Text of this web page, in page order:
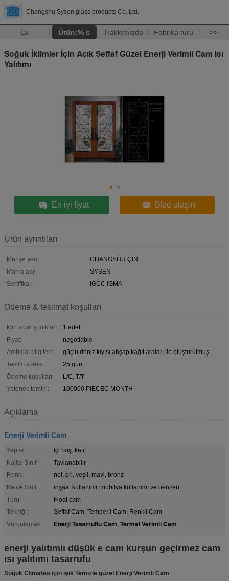
Changshu Sysen glass products Co. Ltd.
Ev Ürün:% s Hakkımızda Fabrika turu >>
Soğuk İklimler İçin Açık Şeffaf Güzel Enerji Verimli Cam Isı
Yalıtımı
En iyi fiyat Bize ulaşın
Ürün ayrıntıları
Menşe yeri:
CHANGSHU ÇİN
Marka adı:
SYSEN
Sertifika:
IGCC IGMA
Ödeme & teslimat koşulları
Min sipariş miktarı:
1 adet
Fiyat:
negotiable
Ambalaj bilgileri:
güçlü deniz kıyısı ahşap kağıt araları ile oluşturulmuş
Teslim süresi:
25 gün
Ödeme koşulları:
L/C, T/T
Yetenek temini:
100000 PIECEC MONTH
Açıklama
Enerji Verimli Cam
Yapısı:
Içi boş, katı
Kalite Sınıf:
Tavlanabilir
Renk:
net, gri, yeşil, mavi, bronz
Kalite Sınıf:
inşaat kullanımı, mobilya kullanımı ve benzeri
Türü:
Float cam
Tekniği:
Şeffaf Cam, Temperli Cam, Renkli Cam
Vurgulamak:
Enerji Tasarruflu Cam, Termal Verimli Cam
enerji yalıtımlı düşük e cam kurşun geçirmez cam
ısı yalıtımı tasarrufu
Soğuk Climates için ışık Temizle güzel Enerji Verimli Cam